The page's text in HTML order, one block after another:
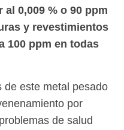
0,009 % o 90 ppm
y revestimientos
100 ppm en todas
de este metal pesado
por
de salud